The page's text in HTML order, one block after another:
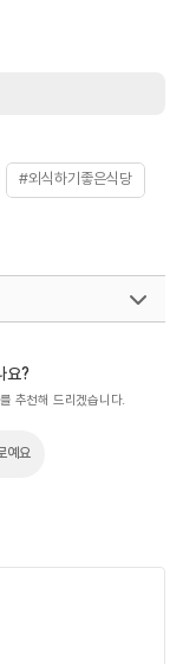
#외식하기좋은식당
요?
추천해 드리겠습니다.
예요